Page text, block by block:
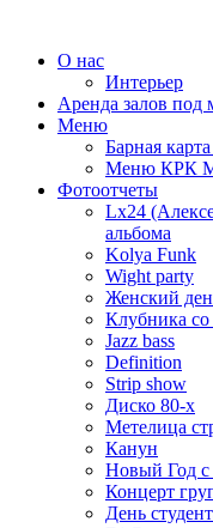
О нас
Интерьер
Аренда залов под
Меню
Барная
Меню КРК
Фотоотчеты
Lx24
альбома
Kolya Funk
Wight party
Женский
Клубника со
Jazz bass
Definition
Strip show
Диско 80-х
Метелица
Канун
Новый Год
Концерт
День